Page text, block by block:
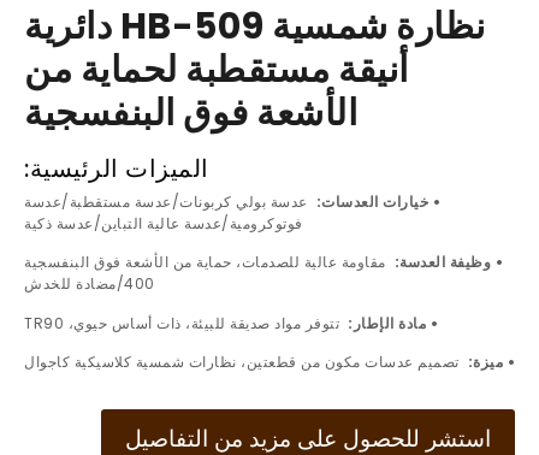
نظارة شمسية HB-509 دائرية
أنيقة مستقطبة لحماية من
الأشعة فوق البنفسجية
الميزات الرئيسية:
• خيارات العدسات: عدسة بولي كربونات/عدسة مستقطبة/عدسة
فوتوكرومية/عدسة عالية التباين/عدسة ذكية
• وظيفة العدسة: مقاومة عالية للصدمات، حماية من الأشعة فوق البنفسجية
400/مضادة للخدش
• مادة الإطار: تتوفر مواد صديقة للبيئة، ذات أساس حيوي، TR90
• ميزة: تصميم عدسات مكون من قطعتين، نظارات شمسية كلاسيكية كاجوال
استشر للحصول على مزيد من التفاصيل